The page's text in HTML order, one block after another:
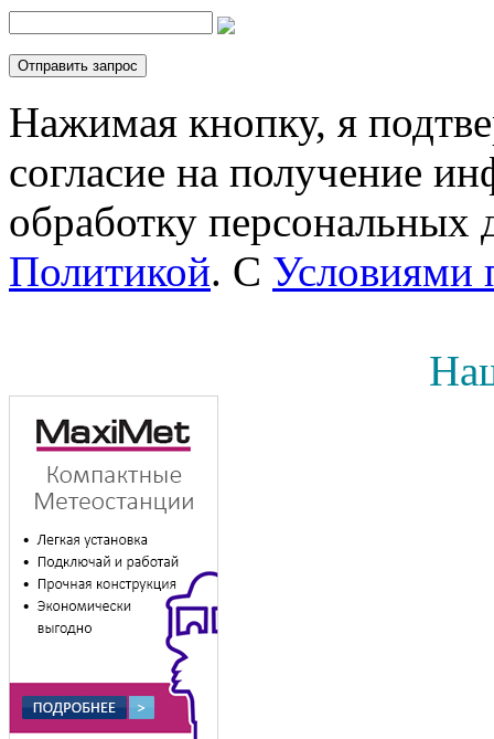
Нажимая кнопку, я
согласие на получение
обработку персональных
Политикой. С Условиями